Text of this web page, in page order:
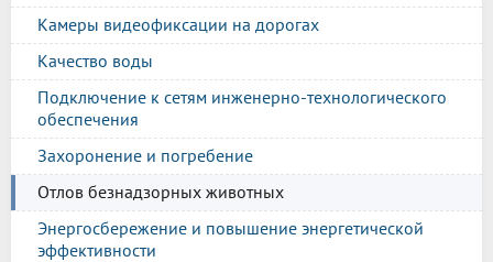
Камеры видеофиксации на дорогах
Качество воды
Подключение к сетям инженерно-технологического
обеспечения
Захоронение и погребение
Отлов безнадзорных животных
Энергосбережение и повышение энергетической
эффективности